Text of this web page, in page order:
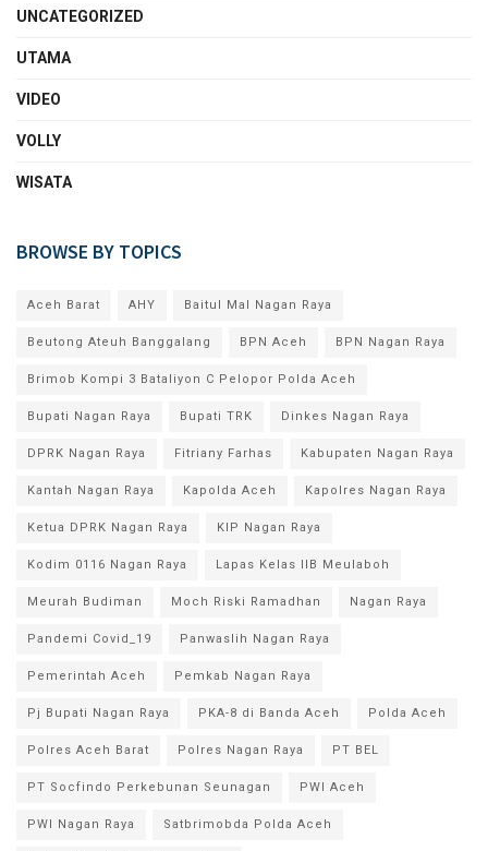
UNCATEGORIZED
UTAMA
VIDEO
VOLLY
WISATA
BROWSE BY TOPICS
Aceh Barat AHY Baitul Mal Nagan Raya
Beutong Ateuh Banggalang BPN Aceh BPN Nagan Raya
Brimob Kompi 3 Bataliyon C Pelopor Polda Aceh
Bupati Nagan Raya Bupati TRK Dinkes Nagan Raya
DPRK Nagan Raya Fitriany Farhas Kabupaten Nagan Raya
Kantah Nagan Raya Kapolda Aceh Kapolres Nagan Raya
Ketua DPRK Nagan Raya KIP Nagan Raya
Kodim 0116 Nagan Raya Lapas Kelas IIB Meulaboh
Meurah Budiman Moch Riski Ramadhan Nagan Raya
Pandemi Covid_19 Panwaslih Nagan Raya
Pemerintah Aceh Pemkab Nagan Raya
Pj Bupati Nagan Raya PKA-8 di Banda Aceh Polda Aceh
Polres Aceh Barat Polres Nagan Raya PT BEL
PT Socfindo Perkebunan Seunagan PWI Aceh
PWI Nagan Raya Satbrimobda Polda Aceh